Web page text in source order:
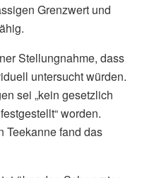
Grenzwert und
Stellungnahme, dass
untersucht würden.
sei „kein gesetzlich
worden.
Teekanne fand das